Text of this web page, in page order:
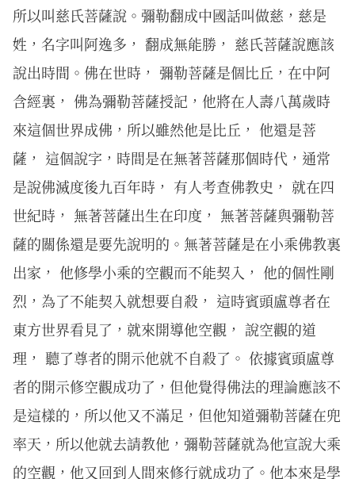
所以叫慈氏菩薩說。彌勒翻成中國話叫做慈，慈是
姓，名字叫阿逸多， 翻成無能勝， 慈氏菩薩說應該
說出時間。佛在世時， 彌勒菩薩是個比丘，在中阿
含經裏， 佛為彌勒菩薩授記，他將在人壽八萬歲時
來這個世界成佛，所以雖然他是比丘， 他還是菩
薩， 這個說字，時間是在無著菩薩那個時代，通常
是說佛滅度後九百年時， 有人考查佛教史， 就在四
世紀時， 無著菩薩出生在印度， 無著菩薩與彌勒菩
薩的關係還是要先說明的。無著菩薩是在小乘佛教裏
出家， 他修學小乘的空觀而不能契入， 他的個性剛
烈，為了不能契入就想要自殺， 這時賓頭盧尊者在
東方世界看見了，就來開導他空觀， 說空觀的道
理， 聽了尊者的開示他就不自殺了。 依據賓頭盧尊
者的開示修空觀成功了，但他覺得佛法的理論應該不
是這樣的，所以他又不滿足，但他知道彌勒菩薩在兜
率天，所以他就去請教他，彌勒菩薩就為他宣說大乘
的空觀，他又回到人間來修行就成功了。他本來是學